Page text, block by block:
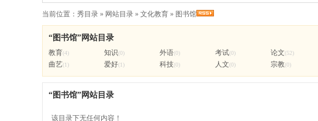
当前位置： 秀目录 » 网站目录 » 文化教育 » 图书馆
“图书馆”网站目录
教育(4) 知识(0) 外语(0) 考试(0) 论文(52)
曲艺(1) 爱好(1) 科技(0) 人文(0) 宗教(0)
“图书馆”网站目录
该目录下无任何内容！